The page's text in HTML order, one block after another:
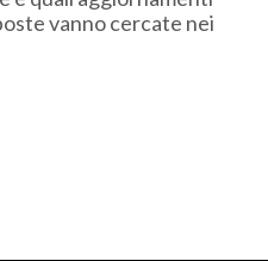
vanno cercate nei